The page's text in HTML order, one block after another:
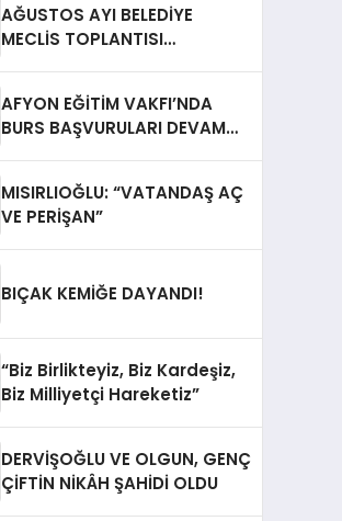
YANINDAYIZ!
AĞUSTOS AYI BELEDİYE
MECLİS TOPLANTISI
AFYON EĞİTİM VAKFI’NDA
BURS BAŞVURULARI DEVAM
MISIRLIOĞLU: “VATANDAŞ AÇ
VE PERİŞAN”
BIÇAK KEMİĞE DAYANDI!
“Biz Birlikteyiz, Biz Kardeşiz,
Biz Milliyetçi Hareketiz”
DERVİŞOĞLU VE OLGUN, GENÇ
ÇİFTİN NİKÂH ŞAHİDİ OLDU